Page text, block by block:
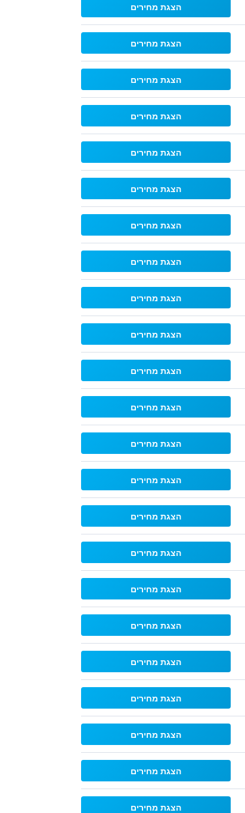
הצגת מחירים
הצגת מחירים
הצגת מחירים
הצגת מחירים
הצגת מחירים
הצגת מחירים
הצגת מחירים
הצגת מחירים
הצגת מחירים
הצגת מחירים
הצגת מחירים
הצגת מחירים
הצגת מחירים
הצגת מחירים
הצגת מחירים
הצגת מחירים
הצגת מחירים
הצגת מחירים
הצגת מחירים
הצגת מחירים
הצגת מחירים
הצגת מחירים
הצגת מחירים